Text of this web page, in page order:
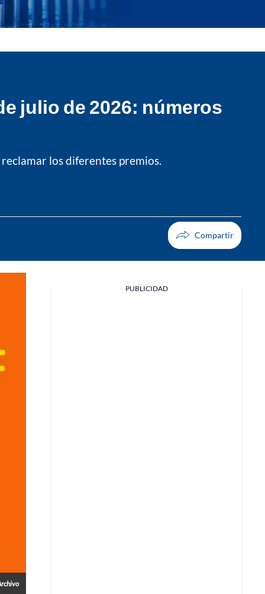
julio de 2026: números
los diferentes premios.
PUBLICIDAD